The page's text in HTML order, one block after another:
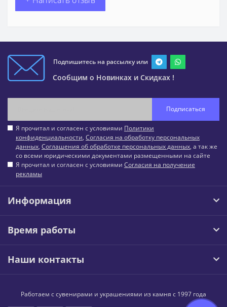
Подпишитесь на рассылку или
Сообщим о Новинках и Скидках !
Подписаться
Я прочитал и согласен с условиями Политики
конфиденциальности, Согласия на обработку персональных
данных, Соглашения об обработке персональных данных, а так же
со всеми юридическими документами размещенными на сайте
Я прочитал и согласен с условиями Согласия на получение
рекламы
Информация
Время работы
Наши контакты
Работаем с сувенирами и украшениями из камня с 1997 года